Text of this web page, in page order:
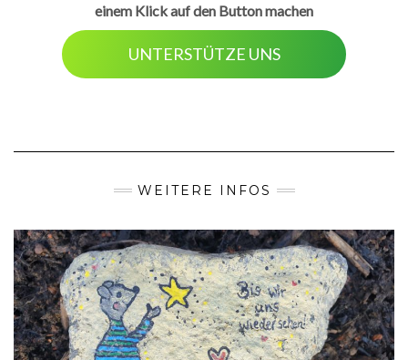
einem Klick auf den Button machen
UNTERSTÜTZE UNS
WEITERE INFOS